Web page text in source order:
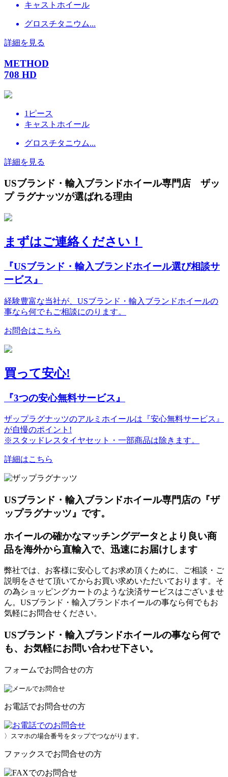
キャストホイール
グロスチタニウム...
詳細を見る
METHOD
708 HD
1ピース
キャストホイール
グロスチタニウム...
詳細を見る
USブランド・輸入ブランドホイール専門店 ザッ
プ ラグナッツが選ばれる理由
まずはご連絡ください！
『USブランド・輸入ブランドホイール選び相談サ
ービス』
経験豊富な当社が、USブランド・輸入ブランドホイールの
事なら何でもご相談にのります。
お問合はこちら
買って安心!
『3つの安心無料サービス』
ザップラグナッツのアルミホイールは『安心無料サービス』
が自慢のポイント!
※スタッドレスタイヤセット・一部商品は除きます。
詳細はこちら
USブランド・輸入ブランドホイール専門店の『ザ
ップラグナッツ』です。
ホイールの確かなマッチングデータとより良い商
品を海外から直輸入で、迅速にお届けします
弊社では、お客様に安心してお求め頂くために、ご相談・ご
説明をさせて頂いてからお買い求めいただいております。そ
の為ショッピングカートのような決済サービスはございませ
ん。USブランド・輸入ブランドホイールの事なら何でもお
気軽にお問合せください。
USブランド・輸入ブランドホイールの事なら何で
も、お気軽にお問い合わせ下さい。
フォームでお問合せの方
お電話でお問合せの方
〉スマホの場合番号をタップでつながります。
ファックスでお問合せの方